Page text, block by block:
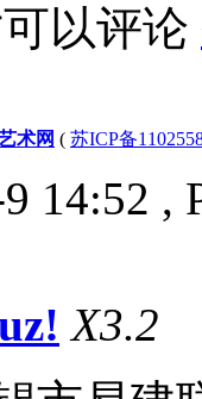
以评论
术网 ( 苏ICP备
14:52 ,
X3.2